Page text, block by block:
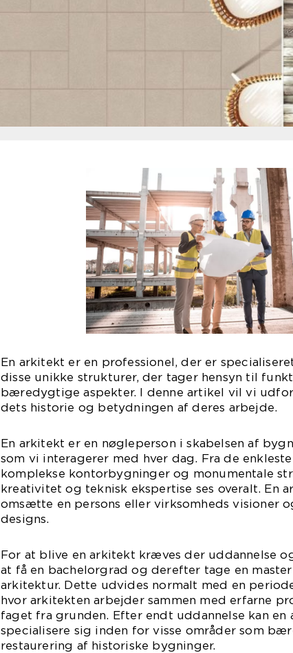
En arkitekt er en professionel, der er
disse unikke strukturer, der tager hensyn til
bæredygtige aspekter. I denne artikel vil vi
dets historie og betydningen af deres arbejde.
En arkitekt er en nøgleperson i skabelsen af
som vi interagerer med hver dag. Fra de
komplekse kontorbygninger og monumentale
kreativitet og teknisk ekspertise ses overalt. En
omsætte en persons eller virksomheds visioner
designs.
For at blive en arkitekt kræves der uddannelse
at få en bachelorgrad og derefter tage en
arkitektur. Dette udvides normalt med en
hvor arkitekten arbejder sammen med erfarne
faget fra grunden. Efter endt uddannelse kan
specialisere sig inden for visse områder som
restaurering af historiske bygninger.